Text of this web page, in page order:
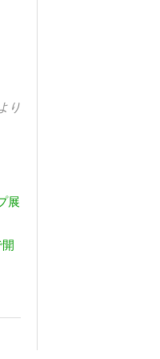
り
展